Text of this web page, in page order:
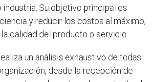
industria. Su objetivo principal es
y reducir los costos al máximo,
calidad del producto o servicio.
un análisis exhaustivo de todas
desde la recepción de